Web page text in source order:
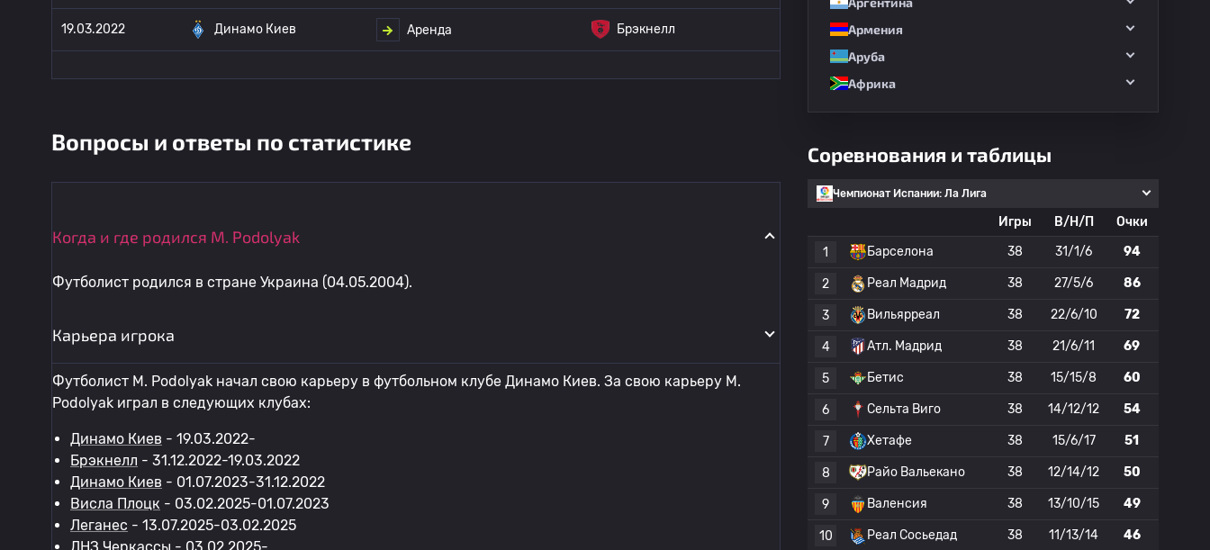
19.03.2022 Динамо Киев Аренда Брэкнелл
Вопросы и ответы по статистике
Когда и где родился M. Podolyak
Футболист родился в стране Украина (04.05.2004).
Карьера игрока
Футболист M. Podolyak начал свою карьеру в футбольном клубе Динамо Киев. За свою карьеру M.
Podolyak играл в следующих клубах:
Динамо Киев - 19.03.2022-
Брэкнелл - 31.12.2022-19.03.2022
Динамо Киев - 01.07.2023-31.12.2022
Висла Плоцк - 03.02.2025-01.07.2023
Леганес - 13.07.2025-03.02.2025
Армения
Аруба
Африка
Соревнования и таблицы
Чемпионат Испании: Ла Лига
Игры В/Н/П
Очки
1
Барселона 38 31/1/6 94
2 Реал Мадрид 38 27/5/6 86
3 Вильярреал 38 22/6/10 72
4 Атл. Мадрид 38 21/6/11 69
5 Бетис 38 15/15/8 60
6 Сельта Виго 38 14/12/12 54
7 Хетафе 38 15/6/17 51
8 Райо Вальекано 38 12/14/12 50
9 Валенсия 38 13/10/15 49
10 Реал Сосьедад 38 11/13/14 46